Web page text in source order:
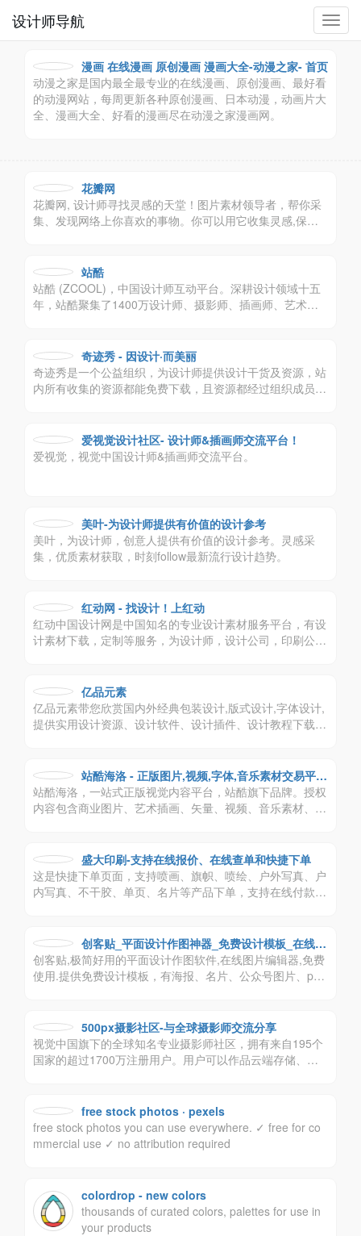
切
换
设计师导航
漫画 在线漫画 原创漫画 漫画大全-动漫之家- 首页
动漫之家是国内最全最专业的在线漫画、原创漫画、最好看
的动漫网站，每周更新各种原创漫画、日本动漫，动画片大
全、漫画大全、好看的漫画尽在动漫之家漫画网。
花瓣网
花瓣网, 设计师寻找灵感的天堂！图片素材领导者，帮你采
集、发现网络上你喜欢的事物。你可以用它收集灵感,保存
站酷
站酷 (ZCOOL)，中国设计师互动平台。深耕设计领域十五
年，站酷聚集了1400万设计师、摄影师、插画师、艺术
奇迹秀 - 因设计·而美丽
奇迹秀是一个公益组织，为设计师提供设计干货及资源，站
内所有收集的资源都能免费下载，且资源都经过组织成员测
爱视觉设计社区- 设计师&插画师交流平台！
爱视觉，视觉中国设计师&插画师交流平台。
美叶-为设计师提供有价值的设计参考
美叶，为设计师，创意人提供有价值的设计参考。灵感采
集，优质素材获取，时刻follow最新流行设计趋势。
红动网 - 找设计！上红动
红动中国设计网是中国知名的专业设计素材服务平台，有设
计素材下载，定制等服务，为设计师，设计公司，印刷公司
亿品元素
亿品元素带您欣赏国内外经典包装设计,版式设计,字体设计,
提供实用设计资源、设计软件、设计插件、设计教程下载,
站酷海洛 - 正版图片,视频,字体,音乐素材交易平台
- 站酷旗下品牌
站酷海洛，一站式正版视觉内容平台，站酷旗下品牌。授权
内容包含商业图片、艺术插画、矢量、视频、音乐素材、字
企业级客户提供全方位安全、高效、优质的视觉创意解决方
案。
盛大印刷-支持在线报价、在线查单和快捷下单
这是快捷下单页面，支持喷画、旗帜、喷绘、户外写真、户
内写真、不干胶、单页、名片等产品下单，支持在线付款、
创客贴_平面设计作图神器_免费设计模板_在线搞
定设计印刷
创客贴,极简好用的平面设计作图软件,在线图片编辑器,免费
使用.提供免费设计模板，有海报、名片、公众号图片、pp
500px摄影社区-与全球摄影师交流分享
视觉中国旗下的全球知名专业摄影师社区，拥有来自195个
国家的超过1700万注册用户。用户可以作品云端存储、参
free stock photos · pexels
free stock photos you can use everywhere. ✓ free for co
mmercial use ✓ no attribution required
colordrop - new colors
thousands of curated colors, palettes for use in
your products